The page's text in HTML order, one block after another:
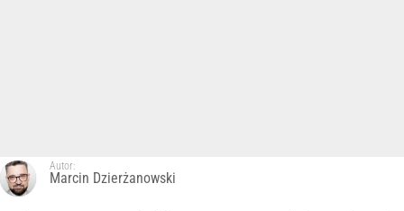
Autor:
Marcin Dzierżanowski